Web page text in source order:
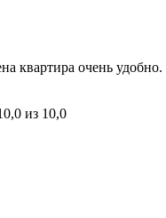
квартира очень
из 10,0